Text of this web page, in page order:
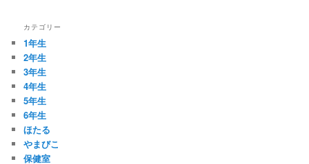
カテゴリー
1年生
2年生
3年生
4年生
5年生
6年生
ほたる
やまびこ
保健室